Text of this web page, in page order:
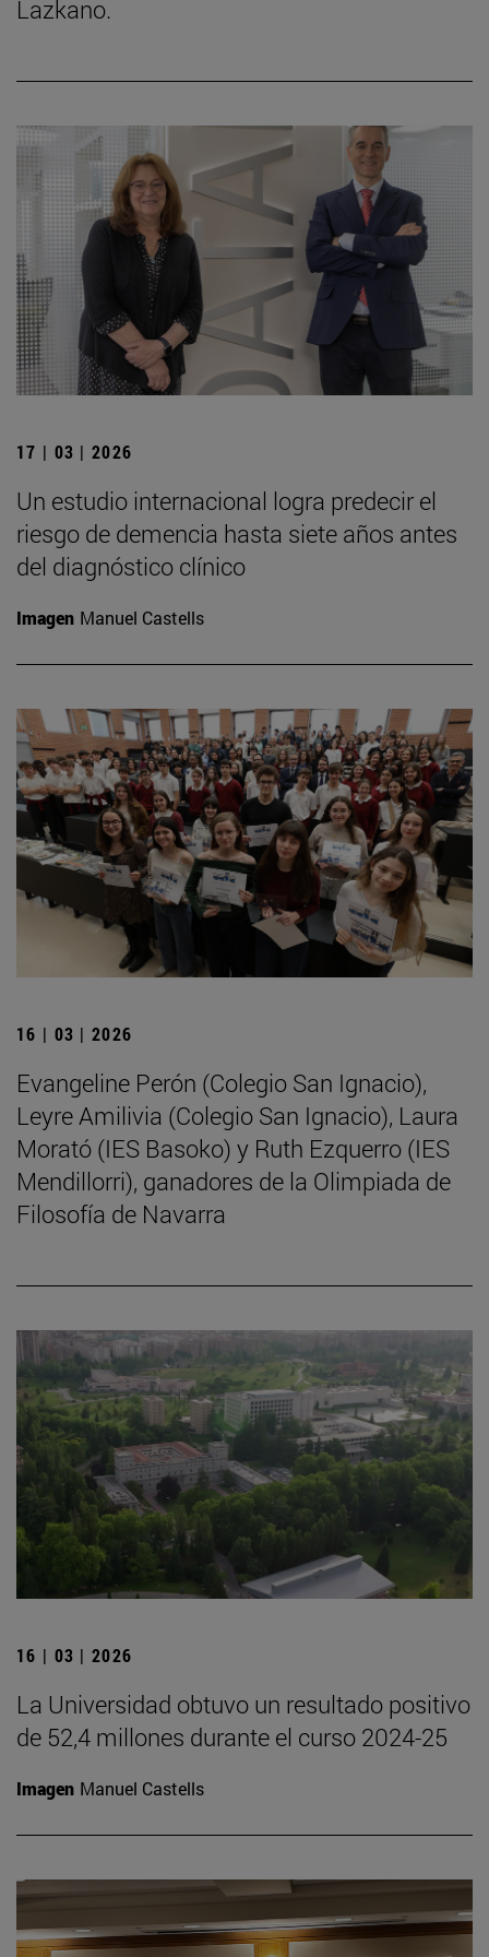
Lazkano.
17 | 03 | 2026
Un estudio internacional logra predecir el
riesgo de demencia hasta siete años antes
del diagnóstico clínico
Imagen Manuel Castells
16 | 03 | 2026
Evangeline Perón (Colegio San Ignacio),
Leyre Amilivia (Colegio San Ignacio), Laura
Morató (IES Basoko) y Ruth Ezquerro (IES
Mendillorri), ganadores de la Olimpiada de
Filosofía de Navarra
16 | 03 | 2026
La Universidad obtuvo un resultado positivo
de 52,4 millones durante el curso 2024-25
Imagen Manuel Castells